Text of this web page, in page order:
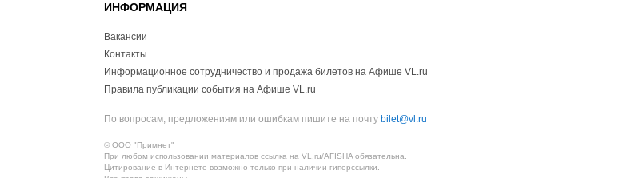
ИНФОРМАЦИЯ
Вакансии
Контакты
Информационное сотрудничество и продажа билетов на Афише VL.ru
Правила публикации события на Афише VL.ru
По вопросам, предложениям или ошибкам пишите на почту bilet@vl.ru
© ООО "Примнет"
При любом использовании материалов ссылка на VL.ru/AFISHA обязательна.
Цитирование в Интернете возможно только при наличии гиперссылки.